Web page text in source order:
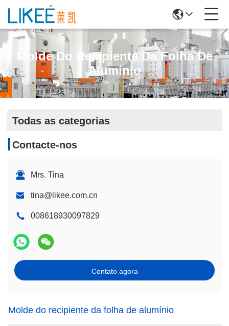
Molde Do Recipiente Da Folha De
Alumínio
Todas as categorias
Contacte-nos
Mrs. Tina
tina@likee.com.cn
008618930097829
Contato agora
Molde do recipiente da folha de alumínio